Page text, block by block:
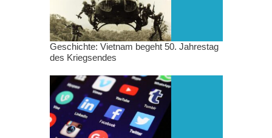
Geschichte: Vietnam begeht 50. Jahrestag
des Kriegsendes